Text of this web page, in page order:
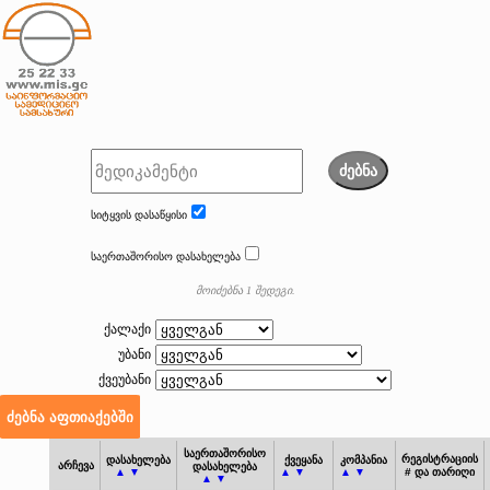
ძებნა
სიტყვის დასაწყისი
საერთაშორისო დასახელება
მოიძებნა 1 შედეგი.
ქალაქი
უბანი
ქვეუბანი
არჩევა
დასახელება
▲ ▼
საერთაშორისო
დასახელება
▲ ▼
ქვეყანა
▲ ▼
კომპანია
▲ ▼
რეგისტრაციის
# და თარიღი